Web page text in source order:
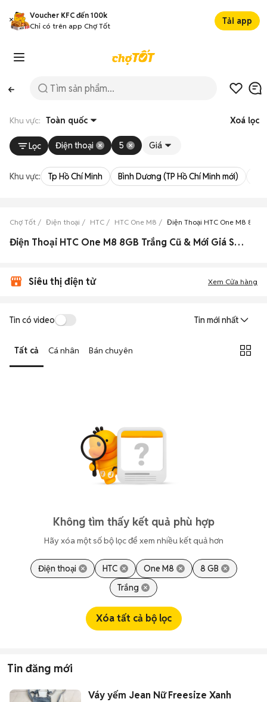
Voucher KFC đến 100k
Chỉ có trên app Chợ Tốt
Tải app
Khu vực: Toàn quốc Xoá lọc
Lọc Điện thoại 5 Giá
Khu vực: Tp Hồ Chí Minh Bình Dương (TP Hồ Chí Minh mới)
Chợ Tốt Điện thoại HTC HTC One M8 Điện Thoại HTC One M8 8GB
Điện Thoại HTC One M8 8GB Trắng Cũ & Mới Giá Siêu Rẻ
Siêu thị điện tử Xem Cửa hàng
Tin có video Tin mới nhất
Tất cả Cá nhân Bán chuyên
Không tìm thấy kết quả phù hợp
Hãy xóa một số bộ lọc để xem nhiều kết quả hơn
Điện thoại HTC One M8
8 GB
Trắng
Xóa tất cả bộ lọc
Tin đăng mới
Váy yếm Jean Nữ Freesize Xanh